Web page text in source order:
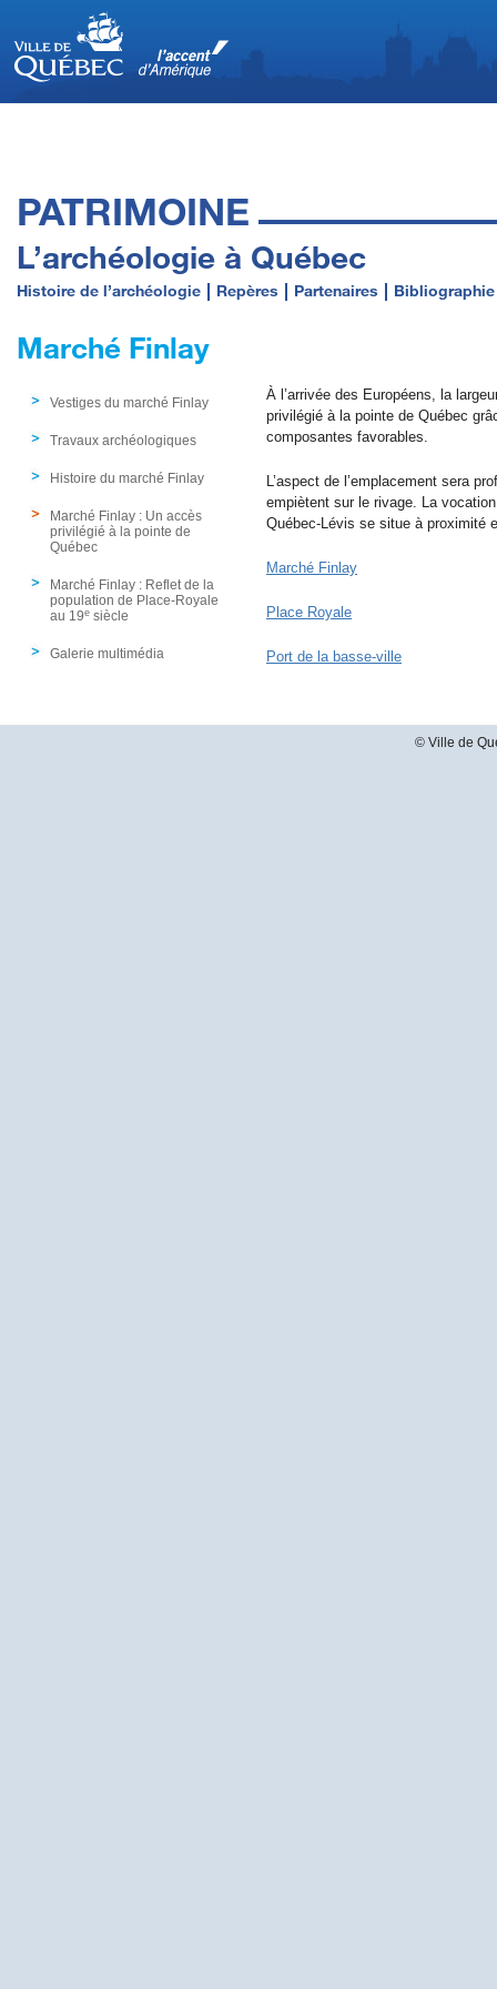
PATRIMOINE
L’archéologie à Québec
Histoire de l’archéologie Repères Partenaires Bibliographie
Marché Finlay
Vestiges du marché Finlay
Travaux archéologiques
Histoire du marché Finlay
Marché Finlay : Un accès
privilégié à la pointe de
Québec
Marché Finlay : Reflet de la
population de Place-Royale
au 19e siècle
Galerie multimédia
À l’arrivée des Européens, la
privilégié à la pointe de Québec
composantes favorables.
L’aspect de l’emplacement sera
empiètent sur le rivage. La
Québec-Lévis se situe à proximité
Marché Finlay
Place Royale
Port de la basse-ville
© Ville de